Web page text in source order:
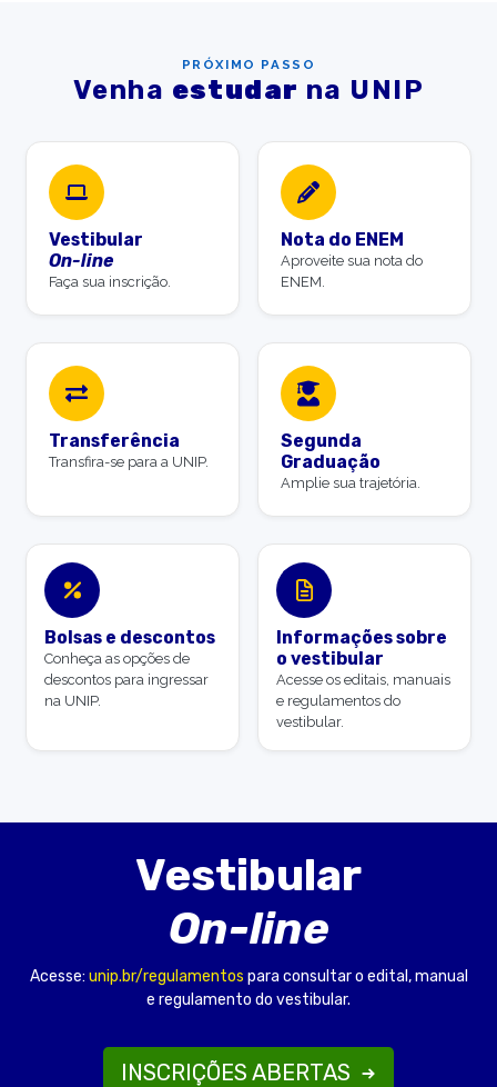
PRÓXIMO PASSO
Venha estudar na UNIP
Vestibular
On-line
Faça sua inscrição.
Nota do ENEM
Aproveite sua nota do
ENEM.
Transferência
Transfira-se para a UNIP.
Segunda
Graduação
Amplie sua trajetória.
Bolsas e descontos
Conheça as opções de
descontos para ingressar
na UNIP.
Informações sobre
o vestibular
Acesse os editais, manuais
e regulamentos do
vestibular.
Vestibular
On-line
Acesse: unip.br/regulamentos para consultar o edital, manual
e regulamento do vestibular.
INSCRIÇÕES ABERTAS